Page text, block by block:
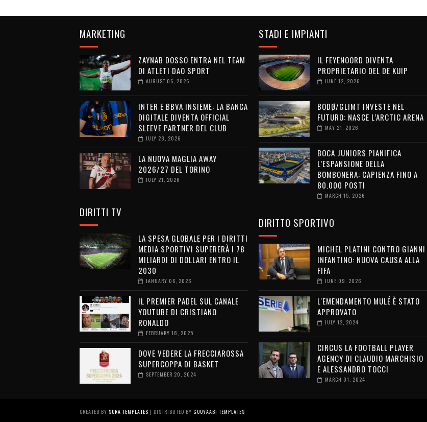
MARKETING
ZAYNAB DOSSO ENTRA NEL TEAM
DI ATLETI DAO SPORT
AUGUST 06, 2026
INTER E BBVA INSIEME: LA BANCA
DIGITALE DIVENTA OFFICIAL
SLEEVE PARTNER DEL CLUB
JULY 28, 2026
LA NUOVA MAGLIA AWAY
2026/27 DEL TORINO
JULY 21, 2026
DIRITTI TV
LA SPESA GLOBALE PER I DIRITTI
MEDIA SPORTIVI SUPERERÀ I 78
MILIARDI DI DOLLARI ENTRO IL
2030
JANUARY 06, 2026
IL PREMIER PADEL SUL CANALE
YOUTUBE DI CRISTIANO
RONALDO
FEBRUARY 18, 2025
DOVE VEDERE LA FRECCIAROSSA
SUPERCOPPA DI BASKET
SEPTEMBER 20, 2024
STADI E IMPIANTI
IL FEYENOORD DIVENTA
PROPRIETARIO DEL DE KUIP
JUNE 12, 2026
BODØ/GLIMT INVESTE NEL
FUTURO: NASCE L’ARCTIC ARENA
MAY 21, 2026
BOCA JUNIORS PIANIFICA
L’ESPANSIONE DELLA
BOMBONERA: CAPIENZA FINO A
80.000 POSTI
MARCH 15, 2026
DIRITTO SPORTIVO
MICHEL PLATINI CONTRO GIANNI
INFANTINO: NUOVA CAUSA ALLA
FIFA
JUNE 09, 2026
L'EMENDAMENTO MULÉ È STATO
APPROVATO
JULY 12, 2024
CIRCUS LA FOOTBALL PLAYER
AGENCY DI CLAUDIO MARCHISIO
E ALESSANDRO TOCCI
MARCH 01, 2024
CREATED BY SORA TEMPLATES | DISTRIBUTED BY GOOYAABI TEMPLATES